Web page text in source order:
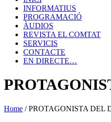
INFORMATIUS
PROGRAMACIÓ
ÀUDIOS
REVISTA EL COMTAT
SERVICIS
CONTACTE
EN DIRECTE…
Home /PROTAGONISTA DEL